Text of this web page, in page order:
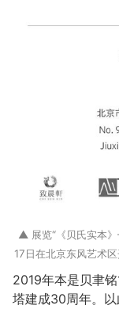
▲ 展览“《贝氏实本
17日在北京东风艺术
2019年本是贝聿
塔建成30周年。